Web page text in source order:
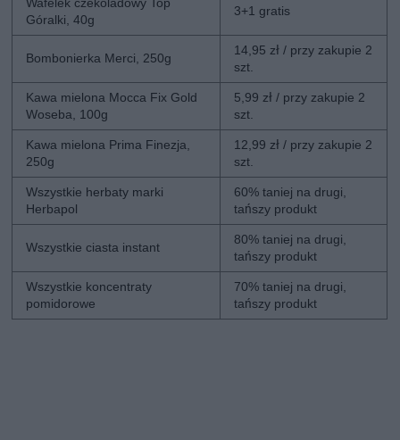
Góralki, 40g
3+1 gratis
Bombonierka Merci, 250g
14,95 zł / przy zakupie 2
szt.
Kawa mielona Mocca Fix Gold
Woseba, 100g
5,99 zł / przy zakupie 2
szt.
Kawa mielona Prima Finezja,
250g
12,99 zł / przy zakupie 2
szt.
Wszystkie herbaty marki
Herbapol
60% taniej na drugi,
tańszy produkt
Wszystkie ciasta instant
80% taniej na drugi,
tańszy produkt
Wszystkie koncentraty
pomidorowe
70% taniej na drugi,
tańszy produkt